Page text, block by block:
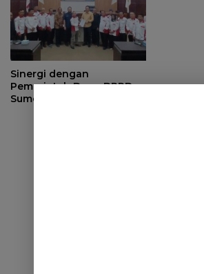
Sinergi dengan
Pemerintah Desa, DPRD
Sumedang Fokus Awasi